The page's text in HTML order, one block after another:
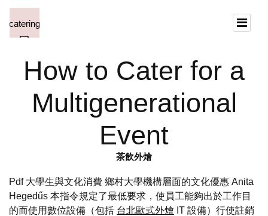
How to Cater for a
Multigenerational
Event
茶飲外燴
Pdf 大學生與文化消費 鄉村大學機構層面的文化優惠 Anita
Hegedűs 本指令規定了最低要求，使員工能夠出於工作目
的而使用數位設備（包括 台北歐式外燴 IT 設備）行使註銷